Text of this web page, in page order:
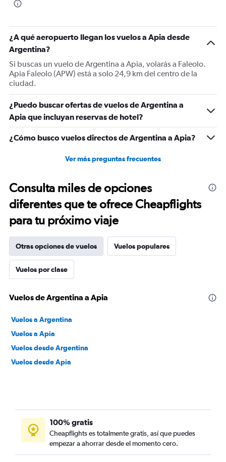
¿A qué aeropuerto llegan los vuelos a Apia desde
Argentina?
Si buscas un vuelo de Argentina a Apia, volarás a Faleolo.
Apia Faleolo (APW) está a solo 24,9 km del centro de la
ciudad.
¿Puedo buscar ofertas de vuelos de Argentina a
Apia que incluyan reservas de hotel?
¿Cómo busco vuelos directos de Argentina a Apia?
Ver más preguntas frecuentes
Consulta miles de opciones
diferentes que te ofrece Cheapflights
para tu próximo viaje
Otras opciones de vuelos Vuelos populares
Vuelos por clase
Vuelos de Argentina a Apia
Vuelos a Argentina
Vuelos a Apia
Vuelos desde Argentina
Vuelos desde Apia
100% gratis
Cheapflights es totalmente gratis, así que puedes
empezar a ahorrar desde el momento cero.